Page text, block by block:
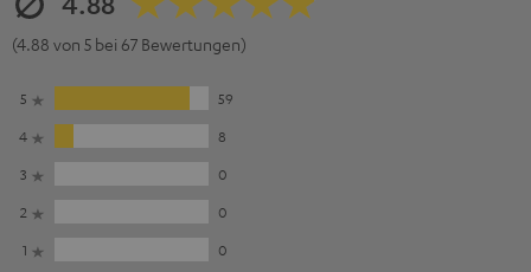
(4.88 von 5 bei 67 Bewertungen)
5
59
4
8
3
0
2
0
1
0